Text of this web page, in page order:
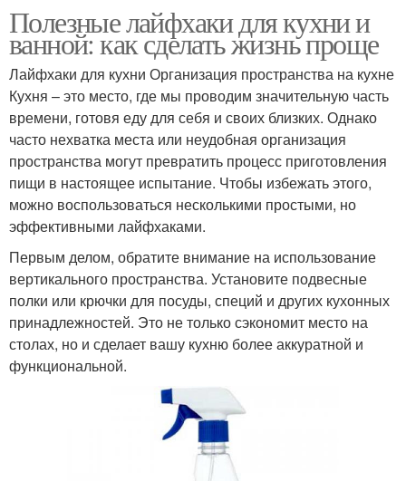
Полезные лайфхаки для кухни и
ванной: как сделать жизнь проще
Лайфхаки для кухни Организация пространства на кухне
Кухня – это место, где мы проводим значительную часть
времени, готовя еду для себя и своих близких. Однако
часто нехватка места или неудобная организация
пространства могут превратить процесс приготовления
пищи в настоящее испытание. Чтобы избежать этого,
можно воспользоваться несколькими простыми, но
эффективными лайфхаками.
Первым делом, обратите внимание на использование
вертикального пространства. Установите подвесные
полки или крючки для посуды, специй и других кухонных
принадлежностей. Это не только сэкономит место на
столах, но и сделает вашу кухню более аккуратной и
функциональной.